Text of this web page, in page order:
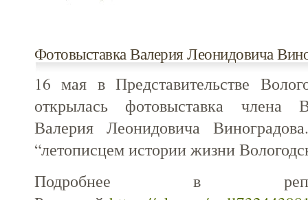
Фотовыставка Валерия Леонидовича
16 мая в Представительстве
открылась фотовыставка члена
Валерия Леонидовича
“летописцем истории жизни
Подробнее в